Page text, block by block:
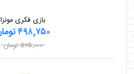
بازی فکری مونزا
۴۹۸,۷۵۰ تومان
۵۲۵,۰۰۰ تومان